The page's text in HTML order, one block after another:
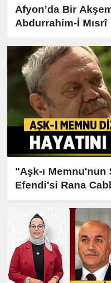
Afyon’da Bir
Abdurrahim-İ Mısrî
"Aşk-ı Memnu'nun
Efendi'si Rana
kaybetti"